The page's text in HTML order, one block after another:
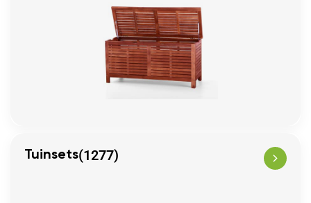
Tuinsets(1277)